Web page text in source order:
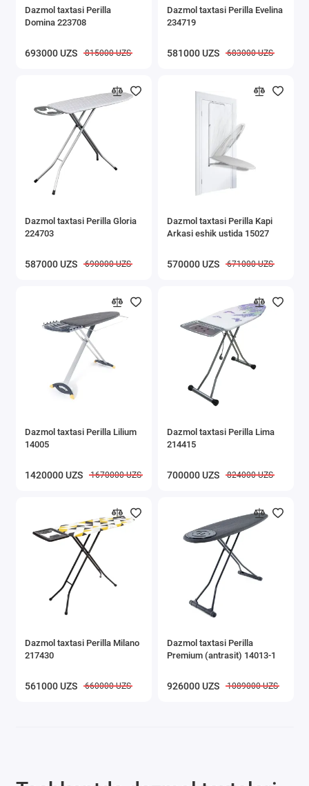
Dazmol taxtasi Perilla
Domina 223708
693000 UZS 815000 UZS
Dazmol taxtasi Perilla Evelina
234719
581000 UZS 683000 UZS
Dazmol taxtasi Perilla Gloria
224703
587000 UZS 690000 UZS
Dazmol taxtasi Perilla Kapi
Arkasi eshik ustida 15027
570000 UZS 671000 UZS
Dazmol taxtasi Perilla Lilium
14005
1420000 UZS 1670000 UZS
Dazmol taxtasi Perilla Lima
214415
700000 UZS 824000 UZS
Dazmol taxtasi Perilla Milano
217430
561000 UZS 660000 UZS
Dazmol taxtasi Perilla
Premium (antrasit) 14013-1
926000 UZS 1089000 UZS